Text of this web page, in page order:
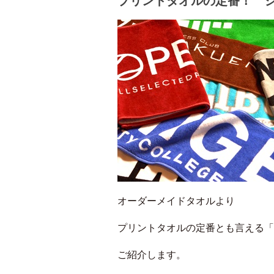
オーダーメイドタオルより
プリントタオルの定番とも言える
ご紹介します。